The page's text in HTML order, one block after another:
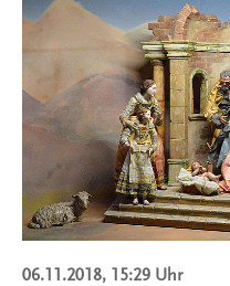
06.11.2018, 15:29 Uhr